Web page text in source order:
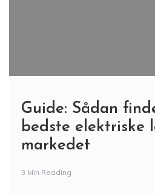
Guide: Sådan
bedste elektriske
markedet
3 Min Reading